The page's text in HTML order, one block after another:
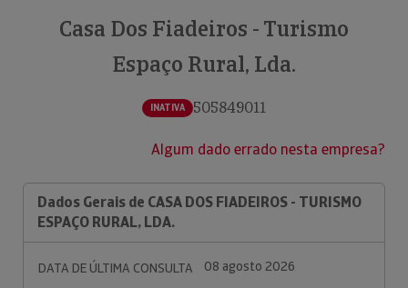
Casa Dos Fiadeiros - Turismo
Espaço Rural, Lda.
INATIVA 505849011
Algum dado errado nesta empresa?
Dados Gerais de CASA DOS FIADEIROS - TURISMO
ESPAÇO RURAL, LDA.
DATA DE ÚLTIMA CONSULTA
08 agosto 2026